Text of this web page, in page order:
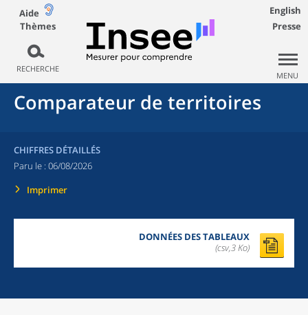
Aide
Thèmes
RECHERCHE
English
Presse
MENU
Comparateur de territoires
CHIFFRES DÉTAILLÉS
Paru le : 06/08/2026
Imprimer
DONNÉES DES TABLEAUX
(csv,3 Ko)